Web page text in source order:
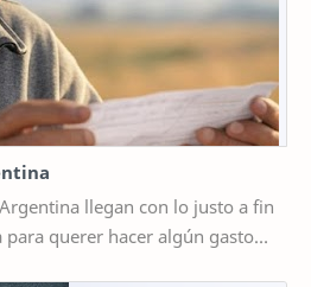
llegan con lo justo a fin
para querer hacer algún gasto